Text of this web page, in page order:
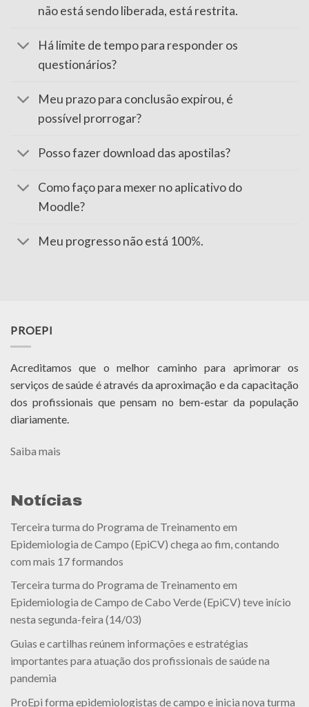
não está sendo liberada, está restrita.
Há limite de tempo para responder os
questionários?
Meu prazo para conclusão expirou, é
possível prorrogar?
Posso fazer download das apostilas?
Como faço para mexer no aplicativo do
Moodle?
Meu progresso não está 100%.
PROEPI
Acreditamos que o melhor caminho para aprimorar os
serviços de saúde é através da aproximação e da capacitação
dos profissionais que pensam no bem-estar da população
diariamente.
Saiba mais
Notícias
Terceira turma do Programa de Treinamento em
Epidemiologia de Campo (EpiCV) chega ao fim, contando
com mais 17 formandos
Terceira turma do Programa de Treinamento em
Epidemiologia de Campo de Cabo Verde (EpiCV) teve início
nesta segunda-feira (14/03)
Guias e cartilhas reúnem informações e estratégias
importantes para atuação dos profissionais de saúde na
pandemia
ProEpi forma epidemiologistas de campo e inicia nova turma